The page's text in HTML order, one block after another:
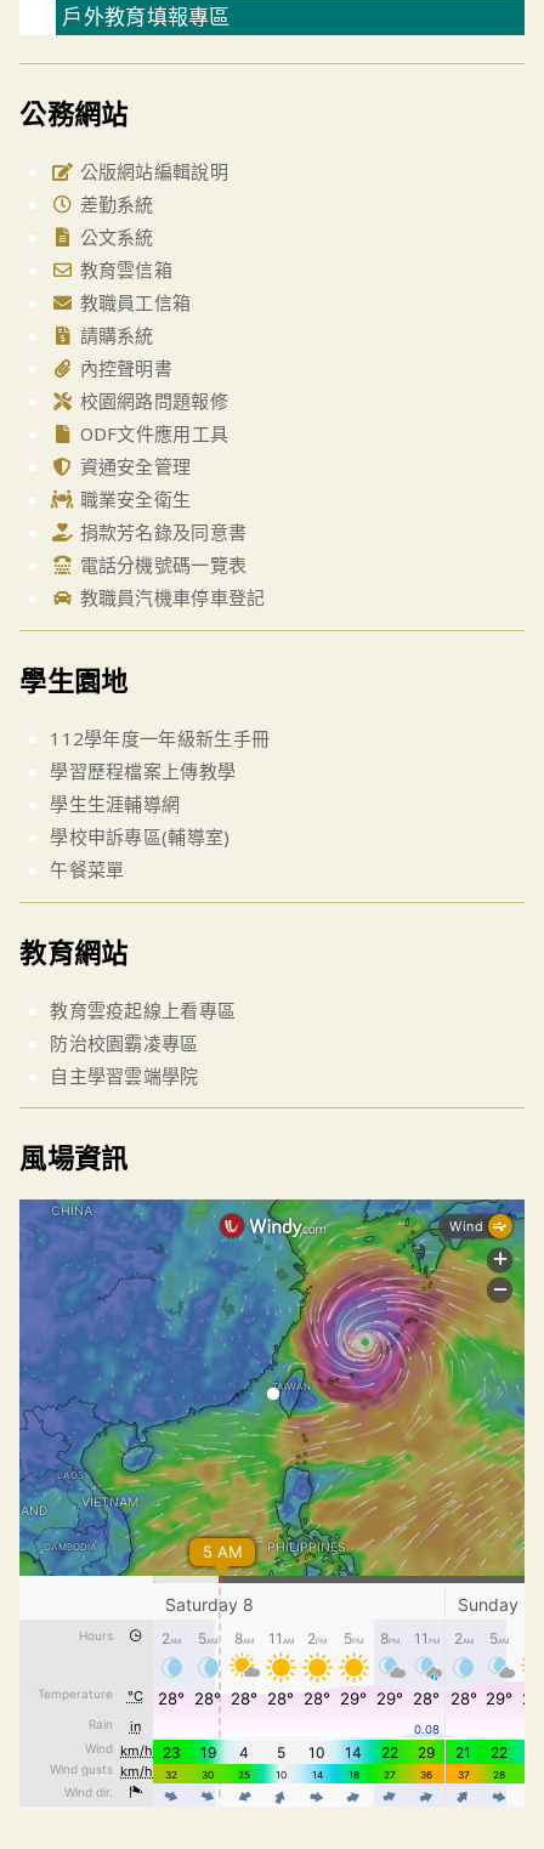
戶外教育填報專區
公務網站
公版網站編輯說明
差勤系統
公文系統
教育雲信箱
教職員工信箱
請購系統
內控聲明書
校園網路問題報修
ODF文件應用工具
資通安全管理
職業安全衛生
捐款芳名錄及同意書
電話分機號碼一覽表
教職員汽機車停車登記
學生園地
112學年度一年級新生手冊
學習歷程檔案上傳教學
學生生涯輔導網
學校申訴專區(輔導室)
午餐菜單
教育網站
教育雲疫起線上看專區
防治校園霸凌專區
自主學習雲端學院
風場資訊